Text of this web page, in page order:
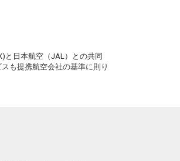
と日本航空（JAL）との共同
も提携航空会社の基準に則り